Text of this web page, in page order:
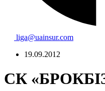
liga@uainsur.com
19.09.2012
СК